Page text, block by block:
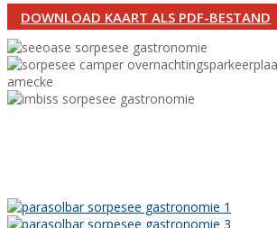
DOWNLOAD KAART ALS PDF-BESTAND